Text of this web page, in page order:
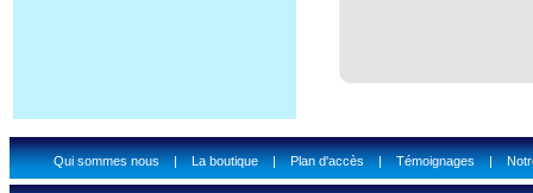
Qui sommes nous|La boutique|Plan d'accès|Témoignages|